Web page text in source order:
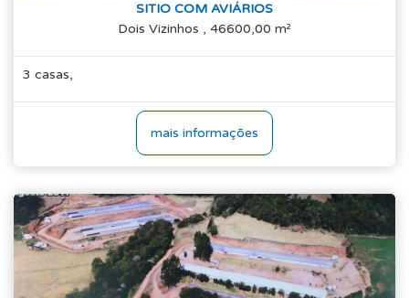
SITIO COM AVIÁRIOS
Dois Vizinhos , 46600,00 m²
3 casas,
mais informações